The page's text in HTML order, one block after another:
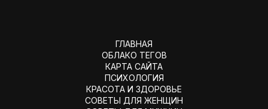
ГЛАВНАЯ
ОБЛАКО ТЕГОВ
КАРТА САЙТА
ПСИХОЛОГИЯ
КРАСОТА И ЗДОРОВЬЕ
СОВЕТЫ ДЛЯ ЖЕНЩИН